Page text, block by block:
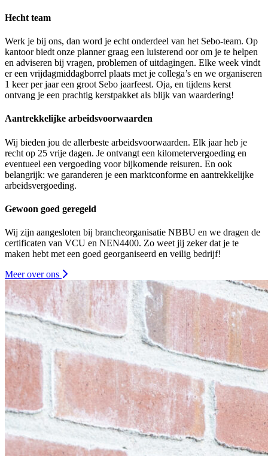
Hecht team
Werk je bij ons, dan word je echt onderdeel van het Sebo-team. Op
kantoor biedt onze planner graag een luisterend oor om je te helpen
en adviseren bij vragen, problemen of uitdagingen. Elke week vindt
er een vrijdagmiddagborrel plaats met je collega’s en we organiseren
1 keer per jaar een groot Sebo jaarfeest. Oja, en tijdens kerst
ontvang je een prachtig kerstpakket als blijk van waardering!
Aantrekkelijke arbeidsvoorwaarden
Wij bieden jou de allerbeste arbeidsvoorwaarden. Elk jaar heb je
recht op 25 vrije dagen. Je ontvangt een kilometervergoeding en
eventueel een vergoeding voor bijkomende reisuren. En ook
belangrijk: we garanderen je een marktconforme en aantrekkelijke
arbeidsvergoeding.
Gewoon goed geregeld
Wij zijn aangesloten bij brancheorganisatie NBBU en we dragen de
certificaten van VCU en NEN4400. Zo weet jij zeker dat je te
maken hebt met een goed georganiseerd en veilig bedrijf!
Meer over ons